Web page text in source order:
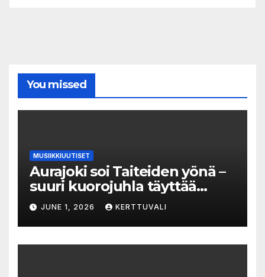
You missed
MUSIIKKIUUTISET
Aurajoki soi Taiteiden yönä –
suuri kuorojuhla täyttää
jokirannan musiikilla
JUNE 1, 2026 KERTTUVALI